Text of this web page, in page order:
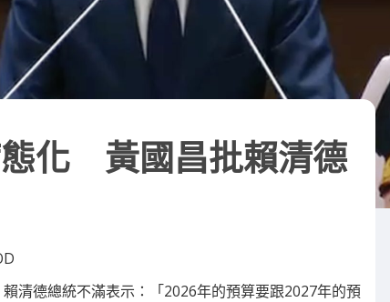
化 黃國昌批賴清德
清德總統不滿表示：「2026年的預算要跟2027年的預